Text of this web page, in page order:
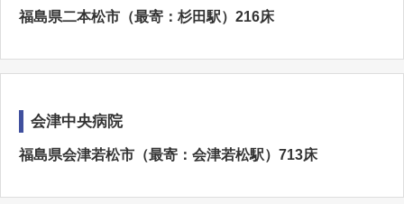
福島県二本松市（最寄：杉田駅）216床
会津中央病院
福島県会津若松市（最寄：会津若松駅）713床